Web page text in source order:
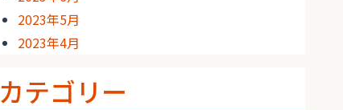
2023年5月
2023年4月
カテゴリー